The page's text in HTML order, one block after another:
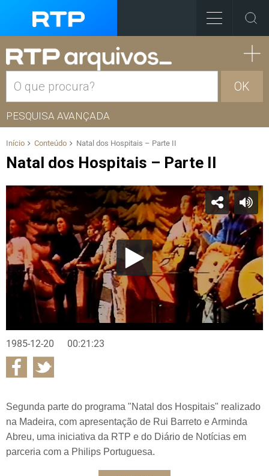
OK
PESQUISA AVANÇADA
Início Conteúdo Natal dos Hospitais – Parte II
Natal dos Hospitais – Parte II
1985-12-20 00:21:23
Segunda parte do programa "Natal dos Hospitais" realizado
na Madeira, com apresentação de Rui Barreto e Arminda
Abreu, uma iniciativa da RTP e do Diário de Notícias em
parceria com a Philips Portuguesa.